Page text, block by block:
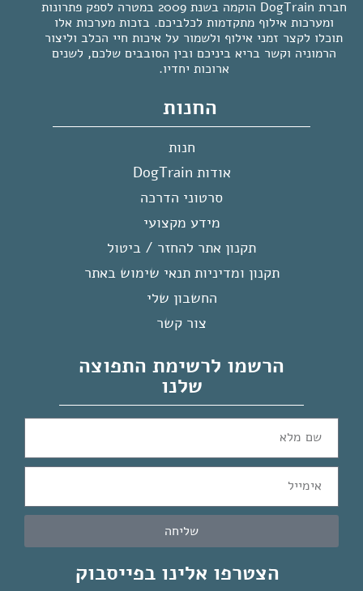
מקל זריקה גמיש ChuckIt
ULTRA FETCH STICK לכלבים
₪89
מקל זריקה גמיש ChuckIt!
Sport לכלבים לזריקת הכדור
למרחק
79
הוספה לסל
פריסבי סנאי מעופף ChuckIt
FLYING SQUIRREL לכלבים
צעצועי משחק ואילוף
פריסבי צלחת מעופפת לכלבים
מסיליקון עמיד עם פתח צר
90